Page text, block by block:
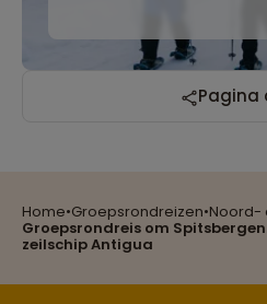
Home•Groepsrondreizen•Noord-
Groepsrondreis om
zeilschip Antigua
Pagina